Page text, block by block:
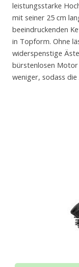
leistungsstarke
mit seiner 25 cm
beeindruckenden
in Topform. Ohne
widerspenstige
bürstenlosen
weniger, sodass